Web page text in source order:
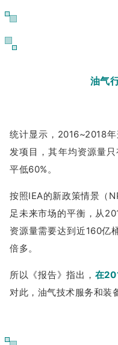
油气
统计显示，2016~2018
发项目，其年均资源量
平低60%。
按照IEA的新政策情景（
足未来市场的平衡，从
资源量需要达到近160亿
倍多。
所以《报告》指出， 在
对此，油气技术服务和装